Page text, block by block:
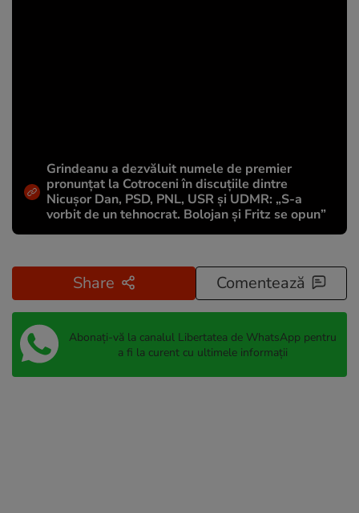
Grindeanu a dezvăluit numele de premier
pronunțat la Cotroceni în discuțiile dintre
Nicușor Dan, PSD, PNL, USR și UDMR: „S-a
vorbit de un tehnocrat. Bolojan și Fritz se opun”
Share Comentează
Abonați-vă la canalul Libertatea de WhatsApp pentru
a fi la curent cu ultimele informații